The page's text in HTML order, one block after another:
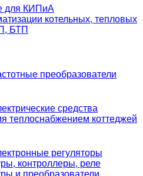
для КИПиА
котельных, тепловых
БТП
преобразователи
средства
теплоснабжением коттеджей
регуляторы
контроллеры, реле
и преобразователи